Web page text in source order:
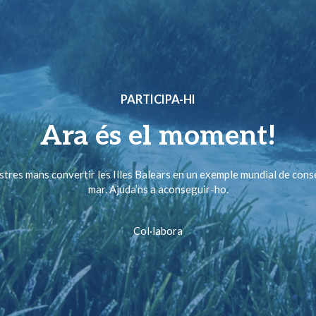
PARTICIPA-HI
Ara és el moment!
mans convertir les Illes Balears en un exemple mundial de
mar. Ajuda’ns a aconseguir-ho.
Col·labora